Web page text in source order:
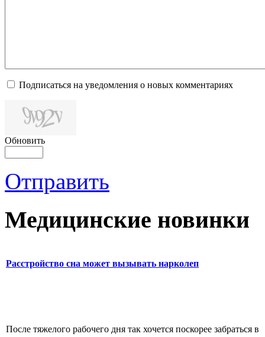
Подписаться на уведомления о новых комментариях
Обновить
Отправить
Медицинские новинки
Расстройство сна может вызывать нарколеп
После тяжелого рабочего дня так хочется поскорее забраться в